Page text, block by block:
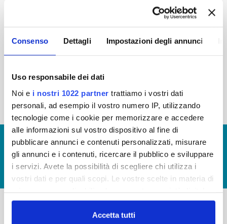
Consenso Dettagli Impostazioni degli annunci
Uso responsabile dei dati
Noi e i nostri 1022 partner trattiamo i vostri dati
personali, ad esempio il vostro numero IP, utilizzando
tecnologie come i cookie per memorizzare e accedere
alle informazioni sul vostro dispositivo al fine di
pubblicare annunci e contenuti personalizzati, misurare
gli annunci e i contenuti, ricercare il pubblico e sviluppare
i servizi. Avete la possibilità di scegliere chi utilizza i
vostri dati e per quali scopi. Le vostre scelte in materia di
in cui avete effettuato le vostre scelte. È possibile
modificare o revocare il proprio consenso in qualsiasi
Accetta tutti
2012
2011 2010 2009 2008
‹ precedente 2
© Copyright 2017 - 2026
GLOSSARIO
GIUDICA IL SERVIZIO
LAVORA CON NOI